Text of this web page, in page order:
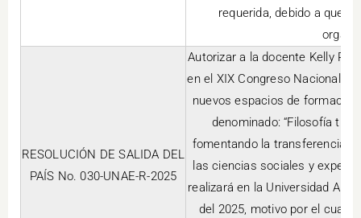
requerida, debido a que
RESOLUCIÓN DE SALIDA DEL
PAÍS No. 030-UNAE-R-2025
Autorizar a la docente Kelly
en el XIX Congreso Nacional
nuevos espacios de
denominado: “Filosofía
fomentando la transferencia
las ciencias sociales y
realizará en la Universidad
del 2025, motivo por el cual